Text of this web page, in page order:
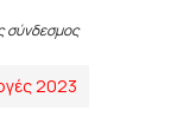
σύνδεσμος
2023